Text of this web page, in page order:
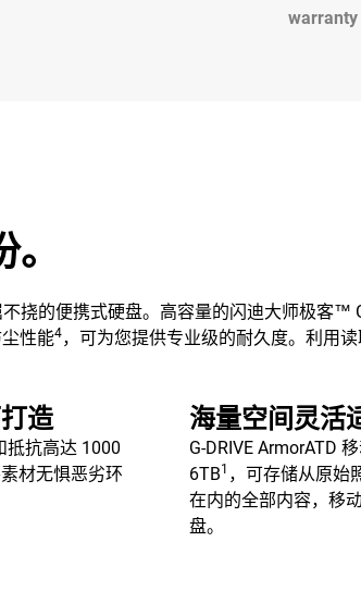
warranty
挠的便携式硬盘。高容量的闪迪大师极客
性能4，可为您提供专业级的耐久度。利用
造
抵抗高达 1000
材无惧恶劣环
海量空间灵活
G-DRIVE ArmorATD
6TB1 ，可存储从原始
在内的全部内容，移
盘。